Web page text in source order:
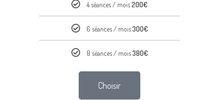
4 séances / mois200€
6 séances / mois300€
8 séances / mois380€
Choisir